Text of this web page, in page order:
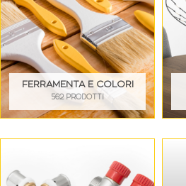
FERRAMENTA E COLORI
562 PRODOTTI